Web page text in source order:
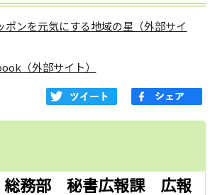
ンを元気にする地域の星（外部サイ
（外部サイト）
務部 秘書広報課 広報